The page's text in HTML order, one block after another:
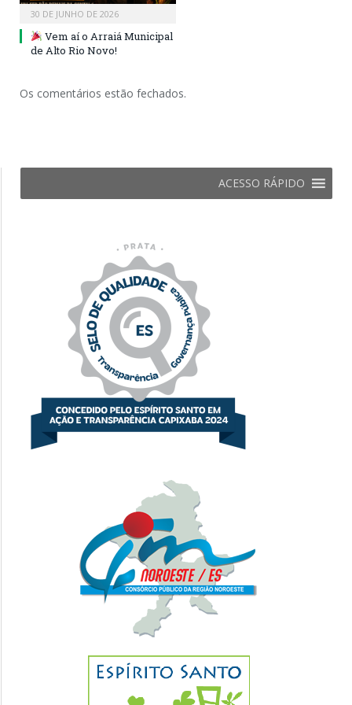
30 DE JUNHO DE 2026
Vem aí o Arraiá Municipal
de Alto Rio Novo!
Os comentários estão fechados.
ACESSO RÁPIDO